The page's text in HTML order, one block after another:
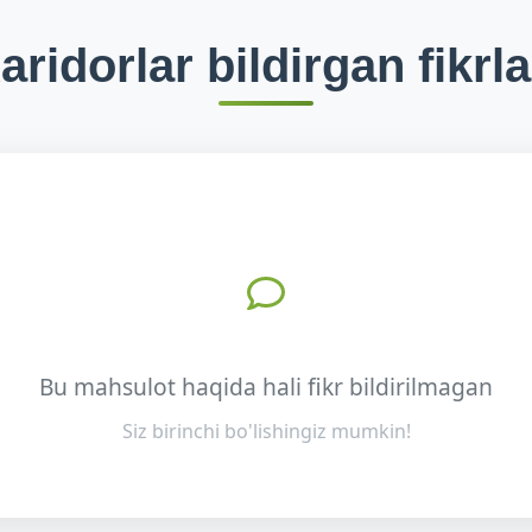
bildirgan
Bu mahsulot haqida hali fikr bildirilmagan
Siz birinchi bo'lishingiz mumkin!